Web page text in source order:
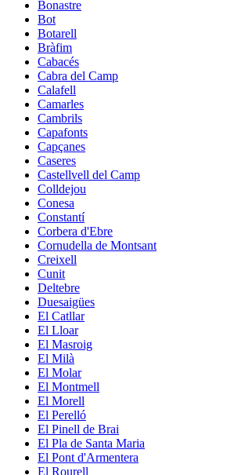
Bonastre
Bot
Botarell
Bràfim
Cabacés
Cabra del Camp
Calafell
Camarles
Cambrils
Capafonts
Capçanes
Caseres
Castellvell del Camp
Colldejou
Conesa
Constantí
Corbera d'Ebre
Cornudella de Montsant
Creixell
Cunit
Deltebre
Duesaigües
El Catllar
El Lloar
El Masroig
El Milà
El Molar
El Montmell
El Morell
El Perelló
El Pinell de Brai
El Pla de Santa Maria
El Pont d'Armentera
El Rourell